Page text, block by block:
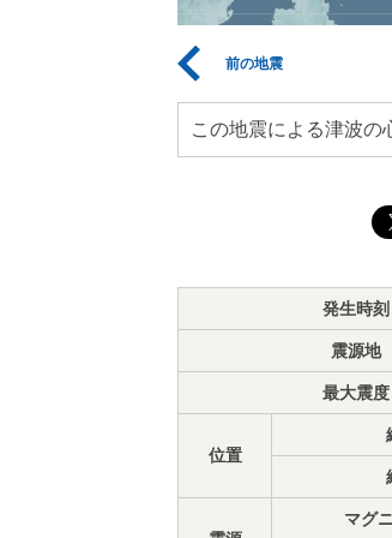
前の地震
この地震による津波の
発生時刻
震源地
最大震度
位置
マグ